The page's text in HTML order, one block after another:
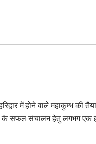
में होने वाले महाकुम्भ की
के सफल संचालन हेतु लगभग एक